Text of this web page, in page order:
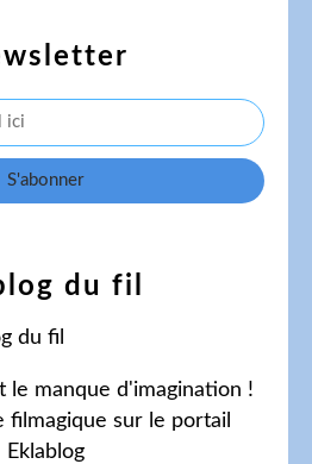
du fil
le manque d'imagination !
filmagique sur le portail
Eklablog